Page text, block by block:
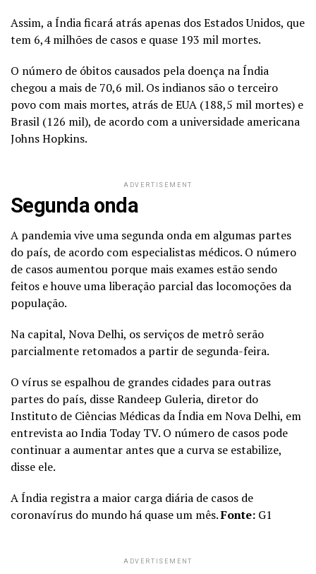
Assim, a Índia ficará atrás apenas dos Estados Unidos, que
tem 6,4 milhões de casos e quase 193 mil mortes.
O número de óbitos causados pela doença na Índia
chegou a mais de 70,6 mil. Os indianos são o terceiro
povo com mais mortes, atrás de EUA (188,5 mil mortes) e
Brasil (126 mil), de acordo com a universidade americana
Johns Hopkins.
ADVERTISEMENT
Segunda onda
A pandemia vive uma segunda onda em algumas partes
do país, de acordo com especialistas médicos. O número
de casos aumentou porque mais exames estão sendo
feitos e houve uma liberação parcial das locomoções da
população.
Na capital, Nova Delhi, os serviços de metrô serão
parcialmente retomados a partir de segunda-feira.
O vírus se espalhou de grandes cidades para outras
partes do país, disse Randeep Guleria, diretor do
Instituto de Ciências Médicas da Índia em Nova Delhi, em
entrevista ao India Today TV. O número de casos pode
continuar a aumentar antes que a curva se estabilize,
disse ele.
A Índia registra a maior carga diária de casos de
coronavírus do mundo há quase um mês.Fonte: G1
ADVERTISEMENT